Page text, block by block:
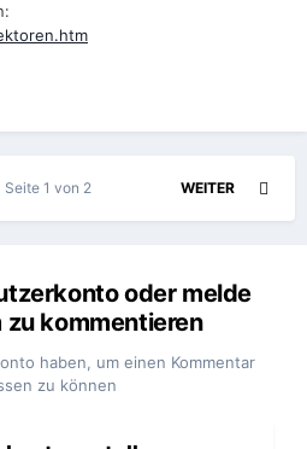
WEITER
Seite 1 von 2
oder melde
zu kommentieren
haben, um einen Kommentar
zu können